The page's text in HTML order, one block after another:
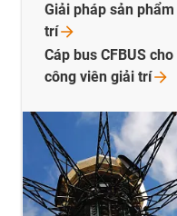
Giải pháp sản
trí
Cáp bus CFBUS
công viên giải trí